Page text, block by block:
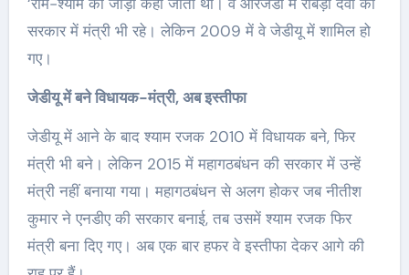
सरकार में मंत्री भी रहे। लेकिन 2009 में वे जेडीयू में शामिल हो
गए।
जेडीयू में बने विधायक-मंत्री, अब इस्‍तीफा
जेडीयू में आने के बाद श्‍याम रजक 2010 में विधायक बने, फिर
मंत्री भी बने। लेकिन 2015 में महागठबंधन की सरकार में उन्‍हें
मंत्री नहीं बनाया गया। महागठबंधन से अलग होकर जब नीतीश
कुमार ने एनडीए की सरकार बनाई, तब उसमें श्‍याम रजक फिर
मंत्री बना दिए गए। अब एक बार हफर वे इस्‍तीफा देकर आगे की